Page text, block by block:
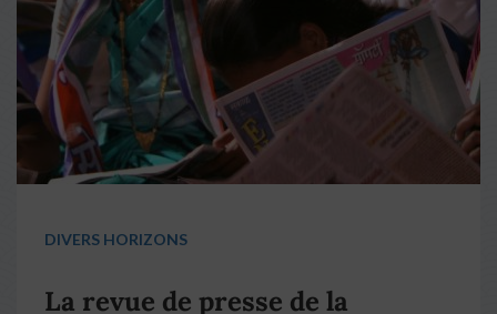
DIVERS HORIZONS
La revue de presse de la